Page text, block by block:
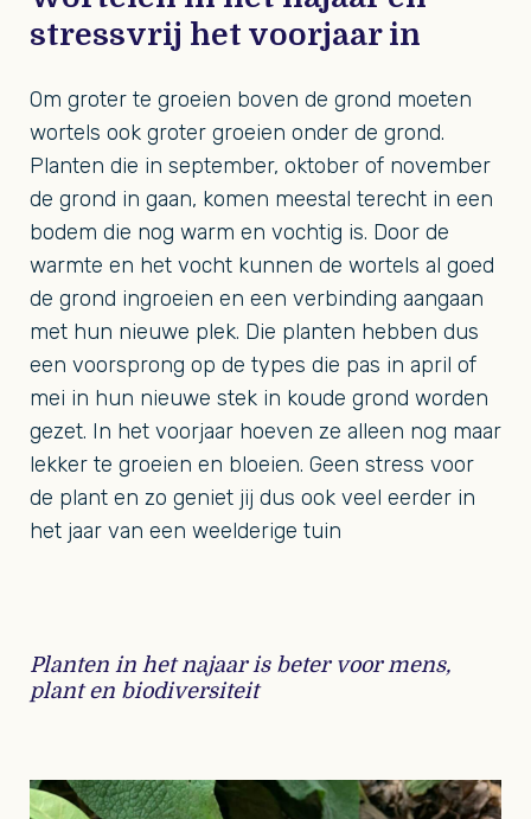
stressvrij het voorjaar in
Om groter te groeien boven de grond moeten
wortels ook groter groeien onder de grond.
Planten die in september, oktober of november
de grond in gaan, komen meestal terecht in een
bodem die nog warm en vochtig is. Door de
warmte en het vocht kunnen de wortels al goed
de grond ingroeien en een verbinding aangaan
met hun nieuwe plek. Die planten hebben dus
een voorsprong op de types die pas in april of
mei in hun nieuwe stek in koude grond worden
gezet. In het voorjaar hoeven ze alleen nog maar
lekker te groeien en bloeien. Geen stress voor
de plant en zo geniet jij dus ook veel eerder in
het jaar van een weelderige tuin
Planten in het najaar is beter voor mens,
plant en biodiversiteit